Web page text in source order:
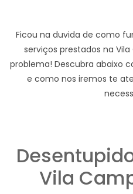
Ficou na duvida de como
serviços prestados na
problema! Descubra abaixo
e como nos iremos te
Vila